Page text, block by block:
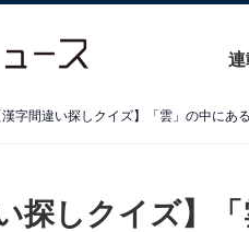
連
漢字間違い探しクイズ】「雲」の中にあ
探しクイズ】